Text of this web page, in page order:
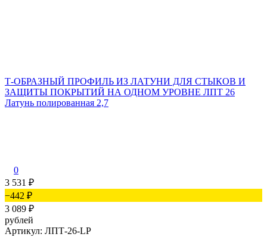
Т-ОБРАЗНЫЙ ПРОФИЛЬ ИЗ ЛАТУНИ ДЛЯ СТЫКОВ И
ЗАЩИТЫ ПОКРЫТИЙ НА ОДНОМ УРОВНЕ ЛПТ 26
Латунь полированная 2,7
0
3 531 ₽
−442 ₽
3 089 ₽
рублей
Артикул: ЛПТ-26-LP